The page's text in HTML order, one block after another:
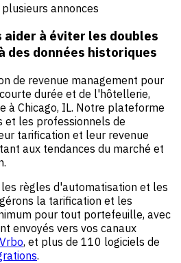
annonces
aider à éviter les doubles
des données historiques
de revenue management pour
durée et de l'hôtellerie,
à Chicago, IL. Notre plateforme
et les professionnels de
tarification et leur revenue
aux tendances du marché et
les règles d'automatisation et les
la tarification et les
pour tout portefeuille, avec
envoyés vers vos canaux
Vrbo, et plus de 110 logiciels de
.